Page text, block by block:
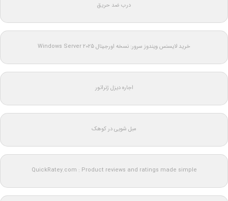
درب ضد حریق
خرید لایسنس ویندوز سرور: نسخه اورجینال Windows Server 2025
اجاره دیزل ژنراتور
مبل شویی در کوهک
QuickRatey.com : Product reviews and ratings made simple